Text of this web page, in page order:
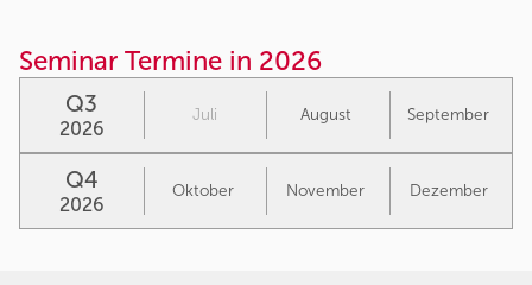
Seminar Termine in 2026
Q3
2026
Juli August September
Q4
2026
Oktober November Dezember